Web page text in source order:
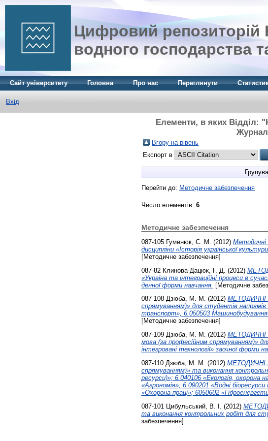
Цифровий репозиторій
водного господарства
Сайт університету Головна Про нас Переглянути
Вхід
Елементи, в яких Відділ:
Вгору на рівень
Експорт в
Перейти до: Методичне забезпечення
Число елементів: 6.
Методичне забезпечення
087-105 Гуменюк, С. М. (2012) Методичні
дисципліни «Історія української
[Методичне забезпечення]
087-82 Клинова-Дацюк, Г. Д. (2012)
«Україна та інтеграційні процеси в
денної форми навчання. [Методичне
087-108 Дзюба, М. М. (2012) МЕТОДИЧНІ
спрямуванням)» для студентів напрямів
транспорт», 6.050503
[Методичне забезпечення]
087-109 Дзюба, М. М. (2012) МЕТОДИЧНІ
мова (за професійним спрямуванням)»
інтегровані технології» заочної форми
087-110 Дзюба, М. М. (2012) МЕТОДИЧНІ
спрямуванням)» та виконання
ресурси)»; 6.040106 «Екологія, охорона
«Агрономія»; 6.090201 «Водні
«Охорона праці»; 6050602
087-101
Цибульський, В. І. (2012)
та виконання контрольних робіт для
забезпечення]